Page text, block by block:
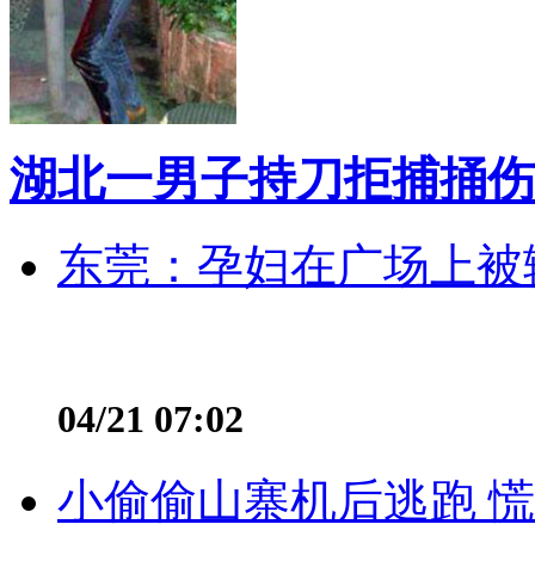
湖北一男子持刀拒捕捅
东莞：孕妇在广场上
04/21 07:02
小偷偷山寨机后逃跑